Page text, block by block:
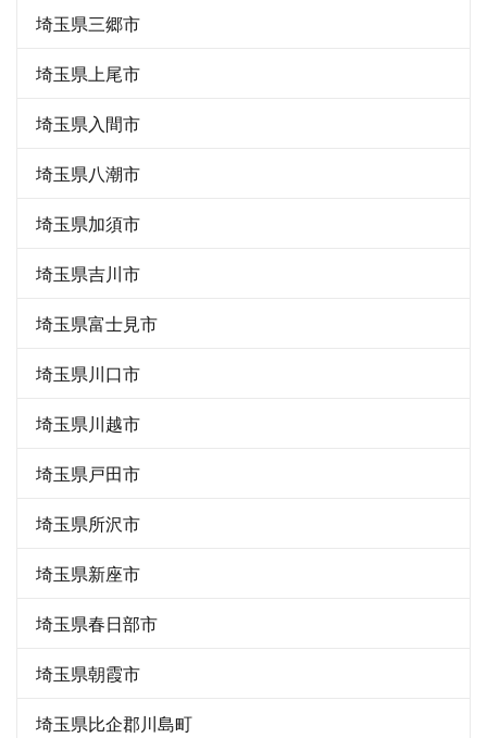
埼玉県三郷市
埼玉県上尾市
埼玉県入間市
埼玉県八潮市
埼玉県加須市
埼玉県吉川市
埼玉県富士見市
埼玉県川口市
埼玉県川越市
埼玉県戸田市
埼玉県所沢市
埼玉県新座市
埼玉県春日部市
埼玉県朝霞市
埼玉県比企郡川島町